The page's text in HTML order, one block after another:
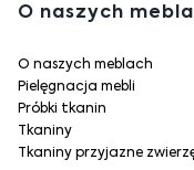
O naszych
O naszych meblach
Pielęgnacja mebli
Próbki tkanin
Tkaniny
Tkaniny przyjazne